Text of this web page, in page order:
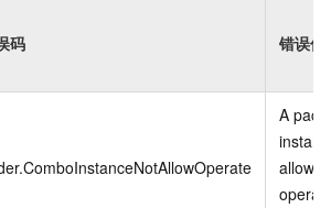
码 错误信
A